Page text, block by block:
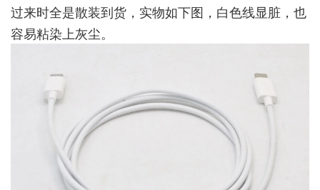
过来时全是散装到货，实物如下图，白色线显脏，也
容易粘染上灰尘。